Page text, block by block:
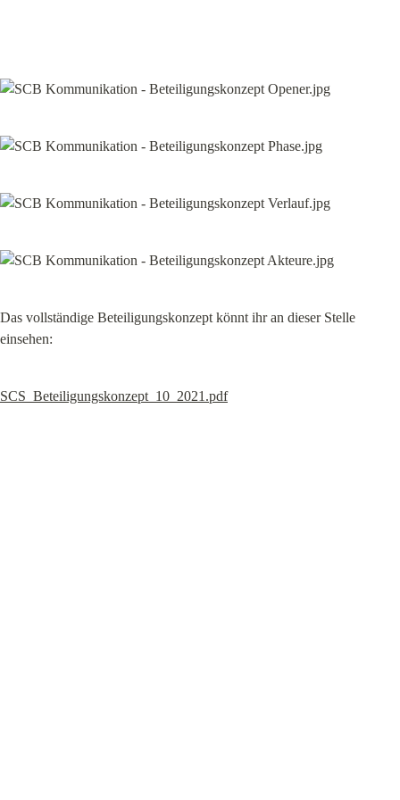
Das vollständige Beteiligungskonzept könnt ihr an dieser Stelle
einsehen:
SCS_Beteiligungskonzept_10_2021.pdf